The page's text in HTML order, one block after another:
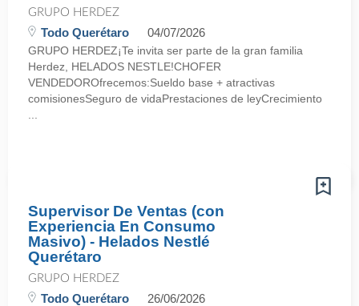
GRUPO HERDEZ
Todo Querétaro 04/07/2026
GRUPO HERDEZ¡Te invita ser parte de la gran familia
Herdez, HELADOS NESTLE!CHOFER
VENDEDOROfrecemos:Sueldo base + atractivas
comisionesSeguro de vidaPrestaciones de leyCrecimiento
Supervisor De Ventas (con
Experiencia En Consumo
Masivo) - Helados Nestlé
Querétaro
GRUPO HERDEZ
Todo Querétaro 26/06/2026